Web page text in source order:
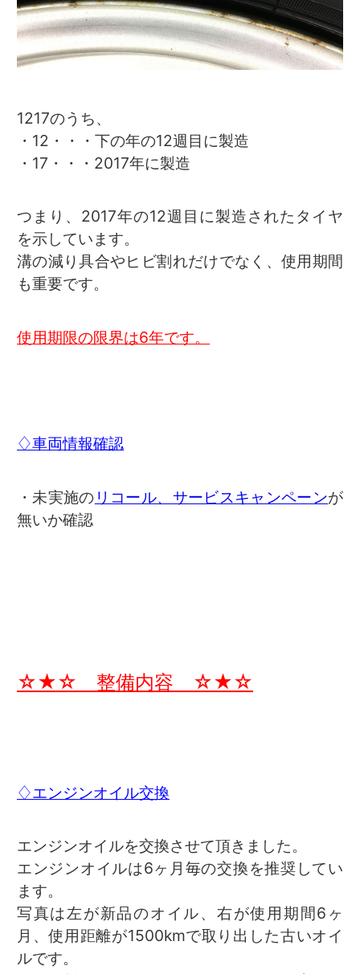
1217のうち、
・12・・・下の年の12週目に製造
・17・・・2017年に製造
つまり、2017年の12週目に製造されたタイヤ
を示しています。
溝の減り具合やヒビ割れだけでなく、使用期間
も重要です。
使用期限の限界は6年です。
♢車両情報確認
・未実施の リコール、サービスキャンペーンが
無いか確認
☆★☆ 整備内容 ☆★☆
♢エンジンオイル交換
エンジンオイルを交換させて頂きました。
エンジンオイルは6ヶ月毎の交換を推奨してい
ます。
写真は左が新品のオイル、右が使用期間6ヶ
月、使用距離が1500kmで取り出した古いオイ
ルです。